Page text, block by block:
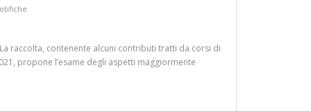
“La raccolta, contenente alcuni contributi tratti da corsi di
propone l’esame degli aspetti maggiormente